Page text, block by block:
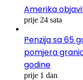
Amerika
prije 24 sata
Penzija sa 65
pomjera
godine
prije 1 dan